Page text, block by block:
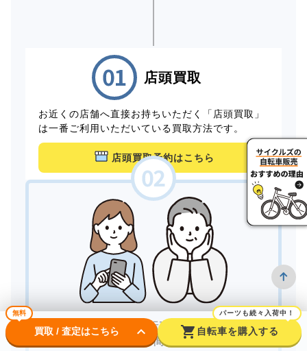
店頭買取
お近くの店舗へ直接お持ちいただく「店頭買取」
は一番ご利用いただいている買取方法です。
店頭買取予約はこちら
家にいながら自転車を売りたい。
できるだけ手間をかけずに
無料
買取 / 査定はこちら keyboard_arrow_down shopping_cart
パーツも続々入荷中！
自転車を購入する